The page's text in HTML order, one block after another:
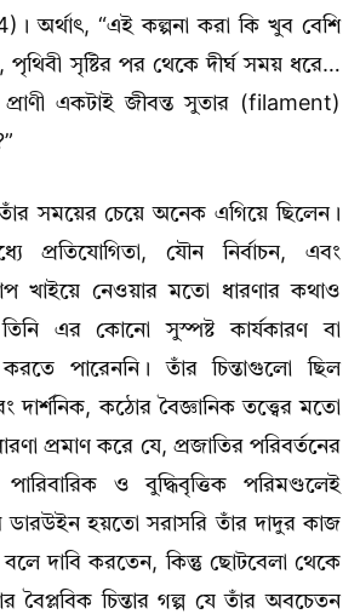
অর্থাৎ, “এই কল্পনা করা কি খুব বেশি
পৃথিবী সৃষ্টির পর থেকে দীর্ঘ সময় ধরে…
প্রাণী একটাই জীবন্ত সুতার (filament)
সময়ের চেয়ে অনেক এগিয়ে ছিলেন।
প্রতিযোগিতা, যৌন নির্বাচন, এবং
খাইয়ে নেওয়ার মতো ধারণার কথাও
এর কোনো সুস্পষ্ট কার্যকারণ বা
করতে পারেননি। তাঁর চিন্তাগুলো ছিল
দার্শনিক, কঠোর বৈজ্ঞানিক তত্ত্বের মতো
প্রমাণ করে যে, প্রজাতির পরিবর্তনের
পারিবারিক ও বুদ্ধিবৃত্তিক পরিমণ্ডলেই
ডারউইন হয়তো সরাসরি তাঁর দাদুর কাজ
বলে দাবি করতেন, কিন্তু ছোটবেলা থেকে
বৈপ্লবিক চিন্তার গল্প যে তাঁর অবচেতন